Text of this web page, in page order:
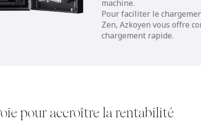
machine.
Pour faciliter le
Zen, Azkoyen vous offre
chargement rapide.
pour accroître la rentabilité